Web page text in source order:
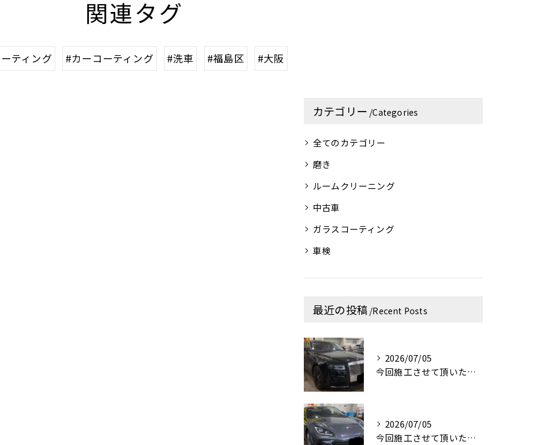
関連タグ
ティング #カーコーティング #洗車 #福島区 #大阪
カテゴリー Categories
全てのカテゴリー
磨き
ルームクリーニング
中古車
ガラスコーティング
車検
最近の投稿 Recent Posts
2026/07/05
今回施工させて頂いたお車はロールス・ロイス・ゴーストです！✨
2026/07/05
今回施工させて頂いたお車はスバルBRZです！✨